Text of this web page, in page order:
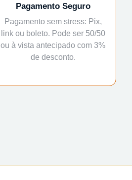
Pagamento Seguro
Pagamento sem stress: Pix,
link ou boleto. Pode ser 50/50
ou à vista antecipado com 3%
de desconto.